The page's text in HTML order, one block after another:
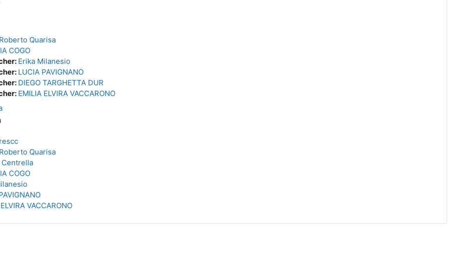
Roberto Quarisa
COGO
Erika Milanesio
LUCIA PAVIGNANO
DIEGO TARGHETTA DUR
EMILIA ELVIRA VACCARONO
Roberto Quarisa
COGO
VACCARONO